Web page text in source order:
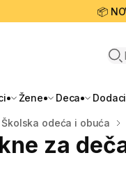
📦
Žene Deca
Školska odeća i obuća
za